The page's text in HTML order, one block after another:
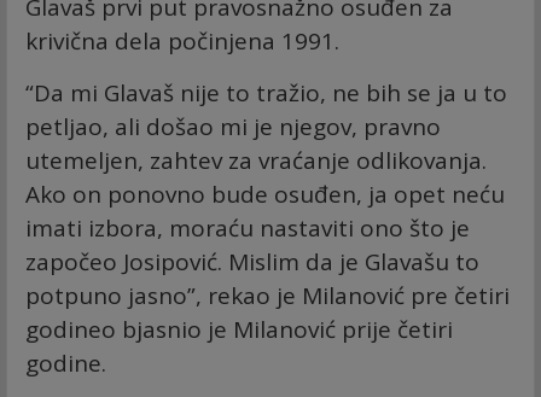
Glavaš prvi put pravosnažno osuđen za
krivična dela počinjena 1991.
“Da mi Glavaš nije to tražio, ne bih se ja u to
petljao, ali došao mi je njegov, pravno
utemeljen, zahtev za vraćanje odlikovanja.
Ako on ponovno bude osuđen, ja opet neću
imati izbora, moraću nastaviti ono što je
započeo Josipović. Mislim da je Glavašu to
potpuno jasno”, rekao je Milanović pre četiri
godineo bjasnio je Milanović prije četiri
godine.